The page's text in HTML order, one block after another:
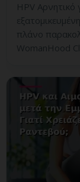
HPV Αρνητικό
πλάνο
WomanHood